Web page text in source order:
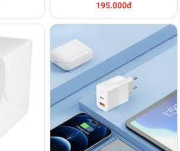
195.000đ